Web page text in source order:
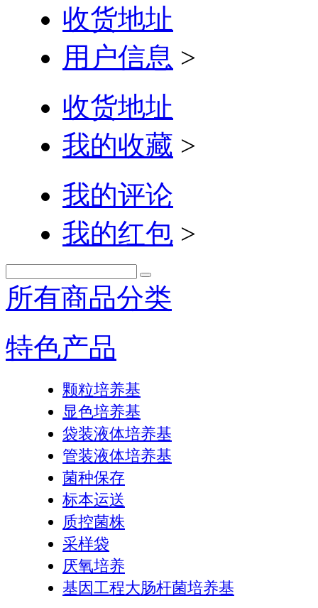
收货地址
用户信息 >
收货地址
我的收藏 >
我的评论
我的红包 >
所有商品分类
特色产品
颗粒培养基
显色培养基
袋装液体培养基
管装液体培养基
菌种保存
标本运送
质控菌株
采样袋
厌氧培养
基因工程大肠杆菌培养基